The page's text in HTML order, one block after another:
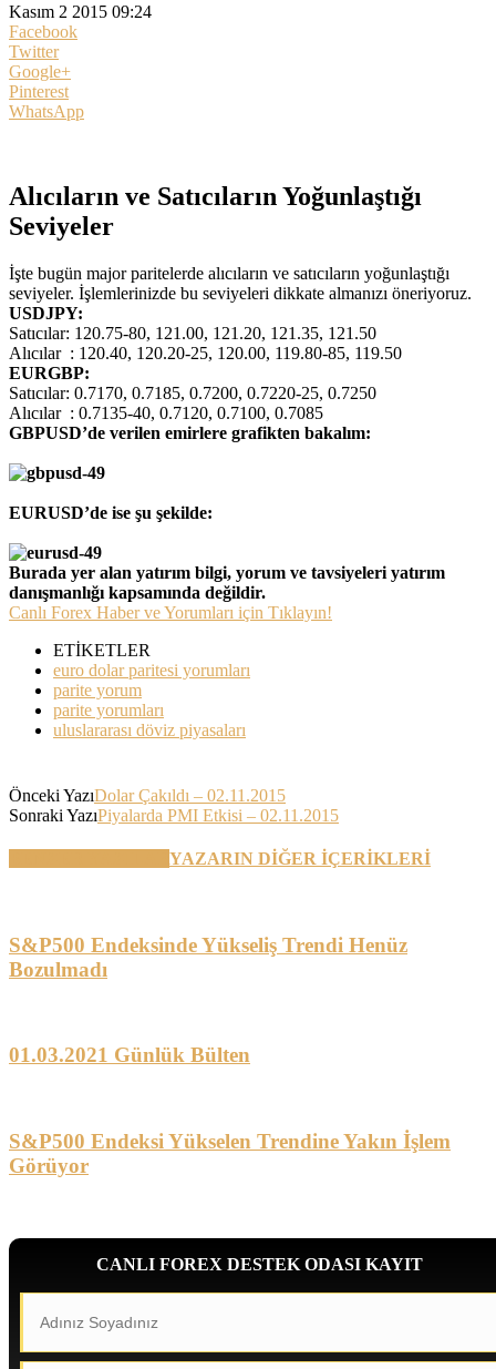
Kasım 2 2015 09:24
Facebook
Twitter
Google+
Pinterest
WhatsApp
Alıcıların ve Satıcıların Yoğunlaştığı
Seviyeler
İşte bugün major paritelerde alıcıların ve satıcıların yoğunlaştığı
seviyeler. İşlemlerinizde bu seviyeleri dikkate almanızı öneriyoruz.
USDJPY:
Satıcılar: 120.75-80, 121.00, 121.20, 121.35, 121.50
Alıcılar : 120.40, 120.20-25, 120.00, 119.80-85, 119.50
EURGBP:
Satıcılar: 0.7170, 0.7185, 0.7200, 0.7220-25, 0.7250
Alıcılar : 0.7135-40, 0.7120, 0.7100, 0.7085
GBPUSD’de verilen emirlere grafikten bakalım:
EURUSD’de ise şu şekilde:
Burada yer alan yatırım bilgi, yorum ve tavsiyeleri yatırım
danışmanlığı kapsamında değildir.
Canlı Forex Haber ve Yorumları için Tıklayın!
ETİKETLER
euro dolar paritesi yorumları
parite yorum
parite yorumları
uluslararası döviz piyasaları
Önceki YazıDolar Çakıldı – 02.11.2015
Sonraki YazıPiyalarda PMI Etkisi – 02.11.2015
YAZARIN DİĞER İÇERİKLERİ
S&P500 Endeksinde Yükseliş Trendi Henüz
Bozulmadı
01.03.2021 Günlük Bülten
S&P500 Endeksi Yükselen Trendine Yakın İşlem
Görüyor
CANLI FOREX DESTEK ODASI KAYIT